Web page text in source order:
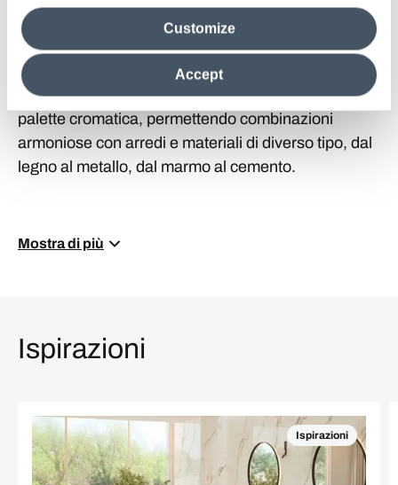
media analytics partners, who may combine itwith other
information in their possession. By closing this banner,
clicking on "Reject", it will be possible tocontinue browsing
the site after installing only technical cookies. For more
information see the
Cookie Policy
Accept
Customize
della propria casa. Questo non-colore è in grado di
donare luminosità, unendo un’estetica raffinata alla
funzionalità del gres porcellanato.
Inoltre, il bianco si abbina con facilità a qualsiasi
palette cromatica, permettendo combinazioni
armoniose con arredi e materiali di diverso tipo, dal
legno al metallo, dal marmo al cemento.
Mostra di più
Ispirazioni
Ispirazioni